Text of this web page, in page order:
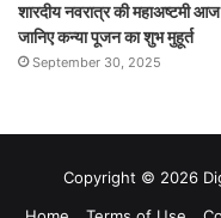
शारदीय नवरात्र की महाअष्टमी
जानिए कन्या पूजन का शुभ मुहूर्त
September 30, 2025
Copyright © 2026